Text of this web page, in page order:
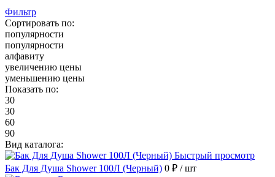
Фильтр
Сортировать по:
популярности
популярности
алфавиту
увеличению цены
уменьшению цены
Показать по:
30
30
60
90
Вид каталога:
Быстрый просмотр
Бак Для Душа Shower 100Л (Черный) 0 ₽ / шт